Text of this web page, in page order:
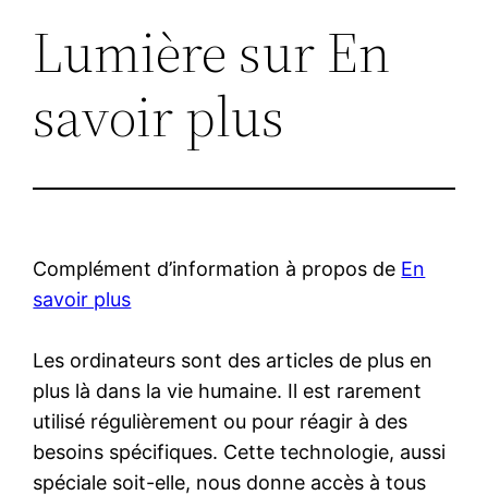
Lumière sur En
savoir plus
Complément d’information à propos de En
savoir plus
Les ordinateurs sont des articles de plus en
plus là dans la vie humaine. Il est rarement
utilisé régulièrement ou pour réagir à des
besoins spécifiques. Cette technologie, aussi
spéciale soit-elle, nous donne accès à tous